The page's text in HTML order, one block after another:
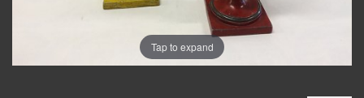
Tap to expand